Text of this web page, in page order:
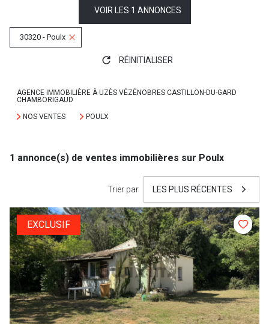
VOIR LES 1 ANNONCES
30320 - Poulx
RÉINITIALISER
AGENCE IMMOBILIÈRE À UZÈS VÉZÉNOBRES CASTILLON-DU-GARD
CHAMBORIGAUD
NOS VENTES
POULX
1 annonce(s) de ventes immobilières sur Poulx
Trier par LES PLUS RÉCENTES
EXCLUSIF